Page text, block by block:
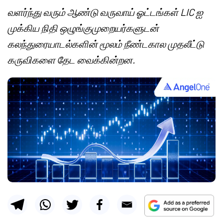
வளர்ந்து வரும் ஆண்டு வருவாய் ஓட்டங்கள் LIC ஐ
முக்கிய நிதி ஒழுங்குமுறையர்களுடன்
கலந்துரையாடல்களின் மூலம் நீண்டகால முதலீட்டு
கருவிகளை தேட வைக்கின்றன.